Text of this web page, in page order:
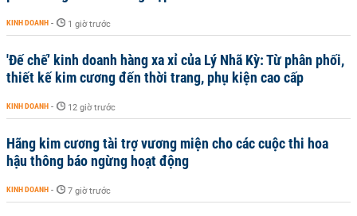
KINH DOANH - 1 giờ trước
'Đế chế’ kinh doanh hàng xa xỉ của Lý Nhã Kỳ: Từ phân phối,
thiết kế kim cương đến thời trang, phụ kiện cao cấp
KINH DOANH - 12 giờ trước
Hãng kim cương tài trợ vương miện cho các cuộc thi hoa
hậu thông báo ngừng hoạt động
KINH DOANH - 7 giờ trước